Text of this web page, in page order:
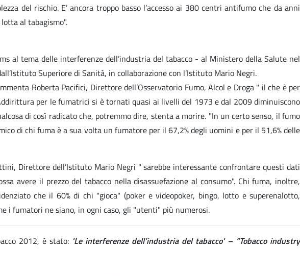
del rischio. E’ ancora troppo basso l’accesso ai 380 centri antifumo che da anni
al tabagismo".
al tema delle interferenze dell’industria del tabacco - al Ministero della Salute nel
Superiore di Sanità, in collaborazione con l’Istituto Mario Negri.
Roberta Pacifici, Direttore dell’Osservatorio Fumo, Alcol e Droga " il che è per
per le fumatrici si è tornati quasi ai livelli del 1973 e dal 2009 diminuiscono
di così radicato che, potremmo dire, stenta a morire. "In un certo senso, il fumo
di chi fuma è a sua volta un fumatore per il 67,2% degli uomini e per il 51,6% delle
Direttore dell’Istituto Mario Negri " sarebbe interessante confrontare questi dati
avere il prezzo del tabacco nella disassuefazione al consumo". Chi fuma, inoltre,
che il 60% di chi "gioca" (poker e videopoker, bingo, lotto e superenalotto,
i fumatori ne siano, in ogni caso, gli "utenti" più numerosi.
2012, è stato: 'Le interferenze dell’industria del tabacco' – “Tobacco industry